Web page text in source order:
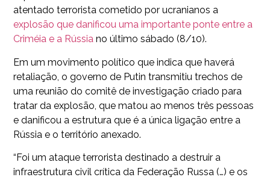
atentado terrorista cometido por ucranianos a
explosão que danificou uma importante ponte entre a
Criméia e a Rússia no último sábado (8/10).
Em um movimento político que indica que haverá
retaliação, o governo de Putin transmitiu trechos de
uma reunião do comitê de investigação criado para
tratar da explosão, que matou ao menos três pessoas
e danificou a estrutura que é a única ligação entre a
Rússia e o território anexado.
“Foi um ataque terrorista destinado a destruir a
infraestrutura civil crítica da Federação Russa (…) e os